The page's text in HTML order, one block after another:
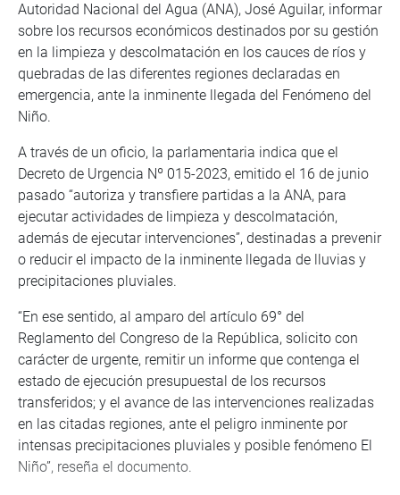
Autoridad Nacional del Agua (ANA), José Aguilar, informar
sobre los recursos económicos destinados por su gestión
en la limpieza y descolmatación en los cauces de ríos y
quebradas de las diferentes regiones declaradas en
emergencia, ante la inminente llegada del Fenómeno del
Niño.
A través de un oficio, la parlamentaria indica que el
Decreto de Urgencia Nº 015-2023, emitido el 16 de junio
pasado “autoriza y transfiere partidas a la ANA, para
ejecutar actividades de limpieza y descolmatación,
además de ejecutar intervenciones”, destinadas a prevenir
o reducir el impacto de la inminente llegada de lluvias y
precipitaciones pluviales.
“En ese sentido, al amparo del artículo 69° del
Reglamento del Congreso de la República, solicito con
carácter de urgente, remitir un informe que contenga el
estado de ejecución presupuestal de los recursos
transferidos; y el avance de las intervenciones realizadas
en las citadas regiones, ante el peligro inminente por
intensas precipitaciones pluviales y posible fenómeno El
Niño”, reseña el documento.